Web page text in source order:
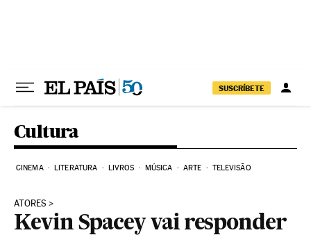
SUSCRÍBETE
Cultura
CINEMA LITERATURA LIVROS MÚSICA ARTE TELEVISÃO
ATORES
Kevin Spacey vai responder